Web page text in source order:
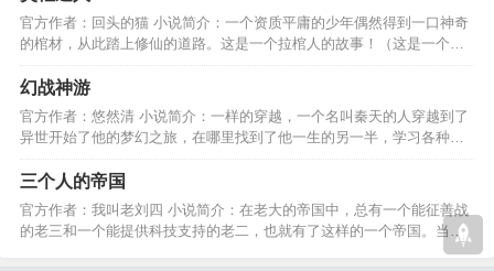
官方作者：回头的猫 小说简介：一个资质平庸的少年偶然得到一口神奇
的棺材，从此踏上修仙的道路。这是一个拉棺人的故事！（这是一个老
套且传统的修仙故事）…
幻战神游
官方作者：悠然清 小说简介：一样的穿越，一个名叫秦天的人穿越到了
异世开始了他的梦幻之旅，在哪里找到了他一生的另一半，学习各种技
能，逍遥游天下！！！…
三个人的帝国
官方作者：我叫老刘四 小说简介：在老大的帝国中，总有一个能征善战
的老三和一个能提供科技支持的老二，也就有了这样的一个帝国。当